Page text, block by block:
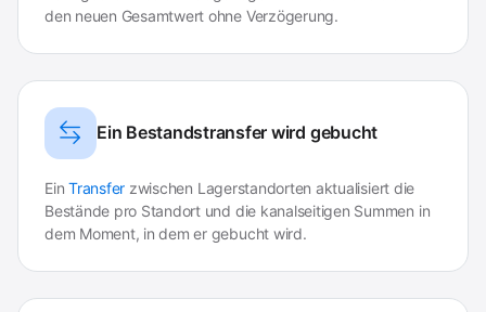
den neuen Gesamtwert ohne Verzögerung.
Ein Bestandstransfer wird gebucht
EinTransfer zwischen Lagerstandorten aktualisiert die
Bestände pro Standort und die kanalseitigen Summen in
dem Moment, in dem er gebucht wird.